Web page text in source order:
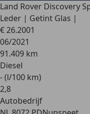
Land Rover Discovery
Leder | Getint Glas |
€ 26.2001
06/2021
91.409 km
Diesel
- (l/100 km)
2,8
Autobedrijf